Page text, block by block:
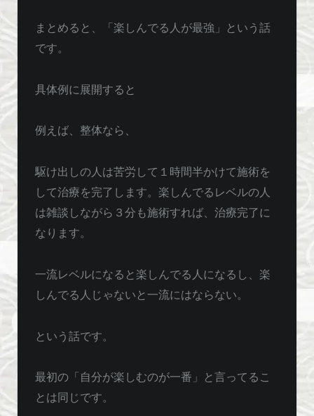
まとめると、「楽しんでる人が最強」という話
です。
具体例に展開すると
例えば、整体なら、
駆け出しの人は苦労して１時間半かけて施術を
して治療を完了します。楽しんでるレベルの人
は雑談しながら３分も施術すれば、治療完了に
なります。
一流レベルになると楽しんでる人になるし、楽
しんでる人じゃないと一流にはならない。
という話です。
最初の「自分が楽しむのが一番」と言ってるこ
とは同じです。